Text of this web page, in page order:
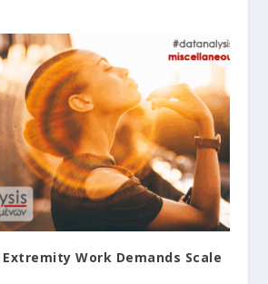
Extremity Work Demands Scale